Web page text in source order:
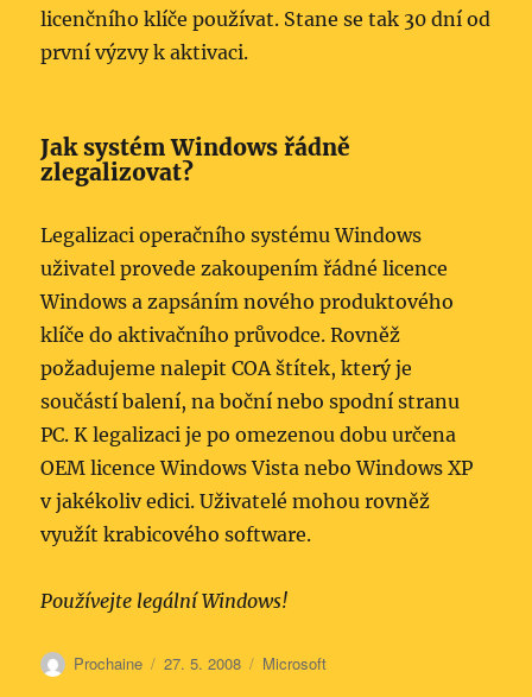
licenčního klíče používat. Stane se tak 30 dní od
první výzvy k aktivaci.
Jak systém Windows řádně
zlegalizovat?
Legalizaci operačního systému Windows
uživatel provede zakoupením řádné licence
Windows a zapsáním nového produktového
klíče do aktivačního průvodce. Rovněž
požadujeme nalepit COA štítek, který je
součástí balení, na boční nebo spodní stranu
PC. K legalizaci je po omezenou dobu určena
OEM licence Windows Vista nebo Windows XP
v jakékoliv edici. Uživatelé mohou rovněž
využít krabicového software.
Používejte legální Windows!
Autor:
Prochaine Publikováno:
27. 5. 2008 Rubriky:
Microsoft